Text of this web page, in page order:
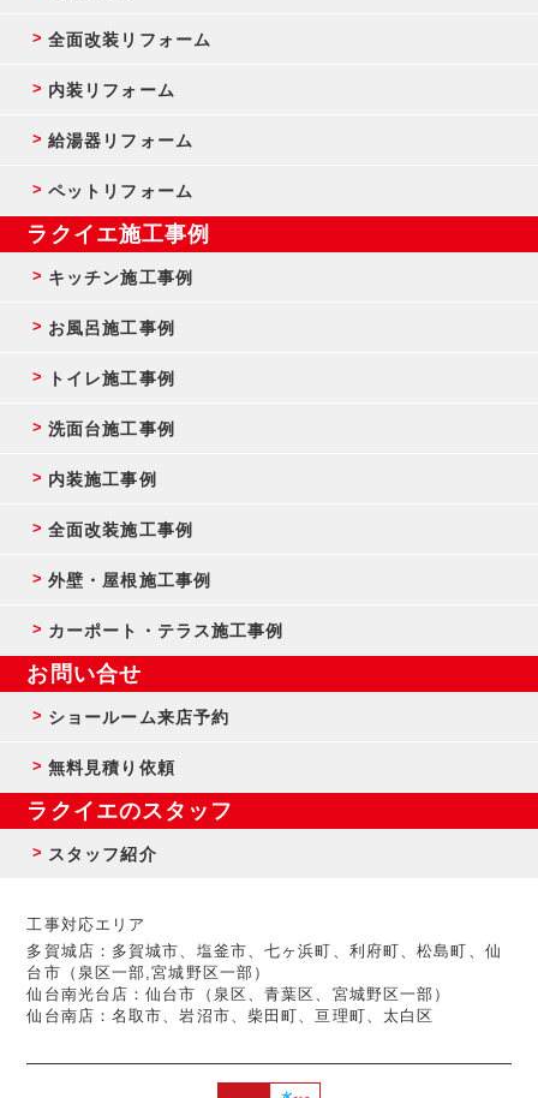
全面改装リフォーム
内装リフォーム
給湯器リフォーム
ペットリフォーム
ラクイエ施工事例
キッチン施工事例
お風呂施工事例
トイレ施工事例
洗面台施工事例
内装施工事例
全面改装施工事例
外壁・屋根施工事例
カーポート・テラス施工事例
お問い合せ
ショールーム来店予約
無料見積り依頼
ラクイエのスタッフ
スタッフ紹介
工事対応エリア
多賀城店：多賀城市、塩釜市、七ヶ浜町、利府町、松島町、仙
台市（泉区一部,宮城野区一部）
仙台南光台店：仙台市（泉区、青葉区、宮城野区一部）
仙台南店：名取市、岩沼市、柴田町、亘理町、太白区